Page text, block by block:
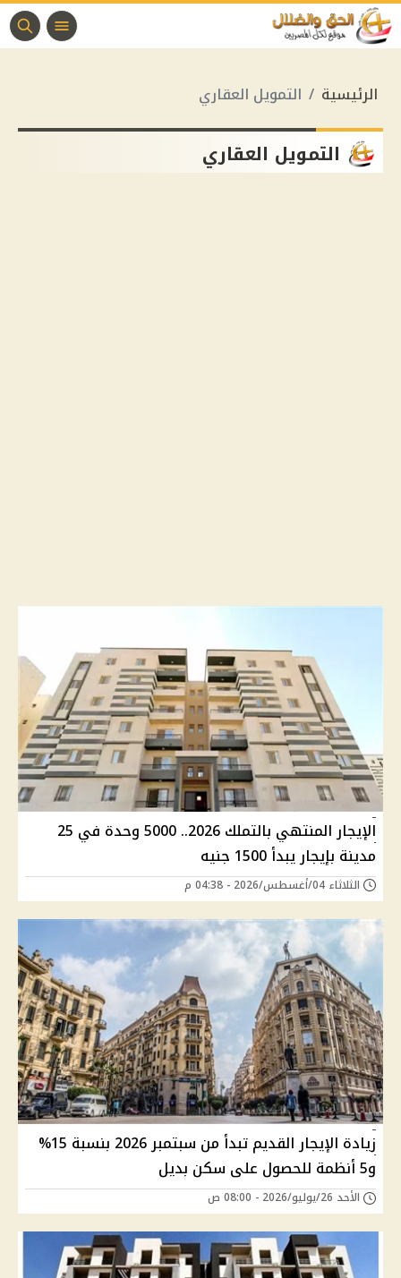
الرئيسية التمويل العقاري
التمويل العقاري
الإيجار المنتهي بالتملك 2026.. 5000 وحدة في 25
مدينة بإيجار يبدأ 1500 جنيه
الثلاثاء 04/أغسطس/2026 - 04:38 م
زيادة الإيجار القديم تبدأ من سبتمبر 2026 بنسبة 15%
و5 أنظمة للحصول على سكن بديل
الأحد 26/يوليو/2026 - 08:00 ص